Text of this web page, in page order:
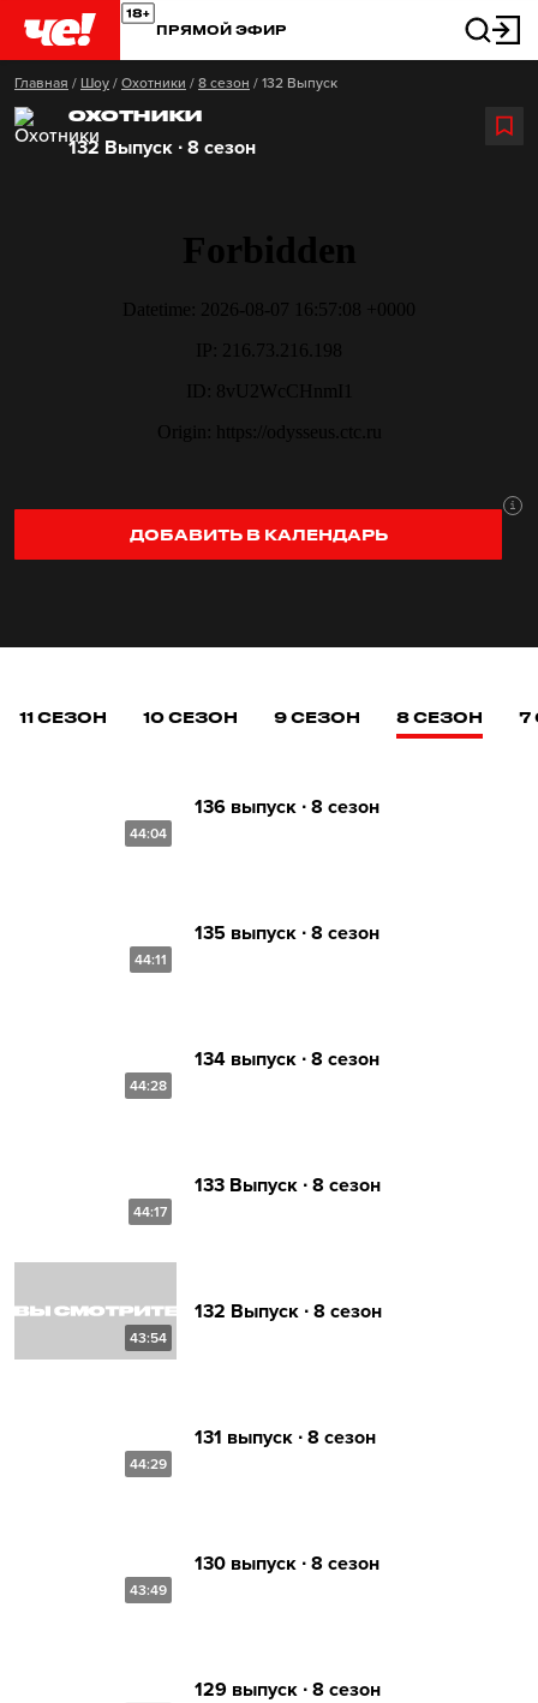
ПРЯМОЙ ЭФИР
Главная / Шоу / Охотники / 8 сезон / 132 Выпуск
ОХОТНИКИ
132 Выпуск ∙ 8 сезон
ДОБАВИТЬ В КАЛЕНДАРЬ
11 СЕЗОН 10 СЕЗОН 9 СЕЗОН 8 СЕЗОН 7
44:04
136 выпуск ∙ 8 сезон
44:11
135 выпуск ∙ 8 сезон
44:28
134 выпуск ∙ 8 сезон
44:17
133 Выпуск ∙ 8 сезон
43:54
132 Выпуск ∙ 8 сезон
44:29
131 выпуск ∙ 8 сезон
43:49
130 выпуск ∙ 8 сезон
129 выпуск ∙ 8 сезон